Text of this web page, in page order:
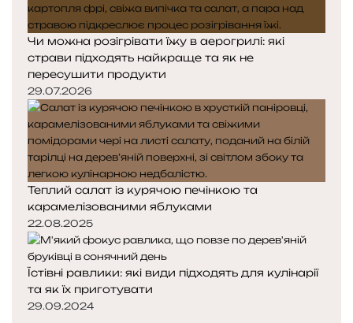
Чи можна розігрівати їжу в аерогрилі: які
страви підходять найкраще та як не
пересушити продукти
29.07.2026
Теплий салат із курячою печінкою та
карамелізованими яблуками
22.08.2025
Їстівні равлики: які види підходять для кулінарії
та як їх приготувати
29.09.2024